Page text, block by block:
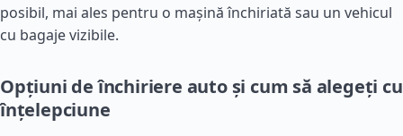
posibil, mai ales pentru o mașină închiriată sau un vehicul
cu bagaje vizibile.
Opțiuni de închiriere auto și cum să alegeți cu
înțelepciune